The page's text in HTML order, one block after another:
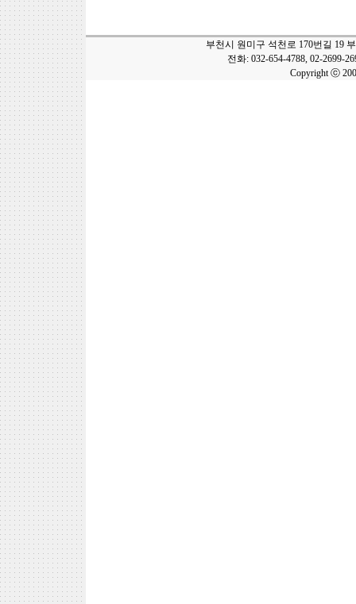
부천시 원미구 석천로 170번길 19
전화: 032-654-4788, 02-2699-
Copyright ⓒ